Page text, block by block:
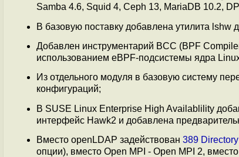
Samba 4.6, Squid 4, Ceph 13, MariaDB 10.2,
В базовую поставку добавлена утилита
Добавлен инструментарий BCC (BPF
использованием eBPF-подсистемы ядра
Из отдельного модуля в базовую систему
конфигураций;
В SUSE Linux Enterprise High Availablility
интерфейс Hawk2 и добавлена
Вместо openLDAP задействован 389
опции), вместо Open MPI - Open MPI 2,